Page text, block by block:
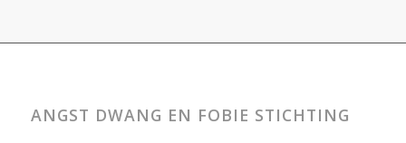
ANGST DWANG EN FOBIE STICHTING